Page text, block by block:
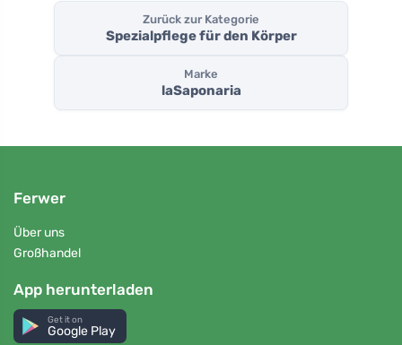
Zurück zur Kategorie
Spezialpflege für den Körper
Marke
laSaponaria
Ferwer
Über uns
Großhandel
App herunterladen
Get it on
Google Play